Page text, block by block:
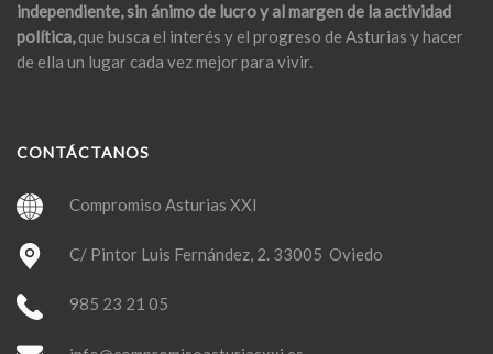
independiente, sin ánimo de lucro y al margen de la actividad
política,que busca el interés y el progreso de Asturias y hacer
de ella un lugar cada vez mejor para vivir.
CONTÁCTANOS
Compromiso Asturias XXI
C/ Pintor Luis Fernández, 2. 33005 Oviedo
985 23 21 05